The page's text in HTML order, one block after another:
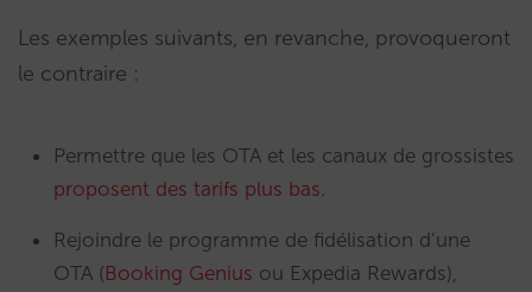
Les exemples suivants, en revanche, provoqueront
le contraire :
Permettre que les OTA et les canaux de grossistes
proposent des tarifs plus bas
Rejoindre le programme de fidélisation d’une
OTA (Booking Genius ou Expedia Rewards),